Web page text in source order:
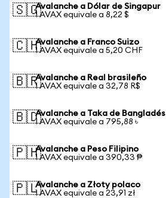
🇸🇬Avalanche a Dólar de Singapur
1 AVAX equivale a 8,22 $
🇨🇭Avalanche a Franco Suizo
1 AVAX equivale a 5,20 CHF
🇧🇷Avalanche a Real brasileño
1 AVAX equivale a 32,78 R$
🇧🇩Avalanche a Taka de Bangladés
1 AVAX equivale a 795,88 ৳
🇵🇭Avalanche a Peso Filipino
1 AVAX equivale a 390,33 ₱
🇵🇱Avalanche a Złoty polaco
1 AVAX equivale a 23,91 zł